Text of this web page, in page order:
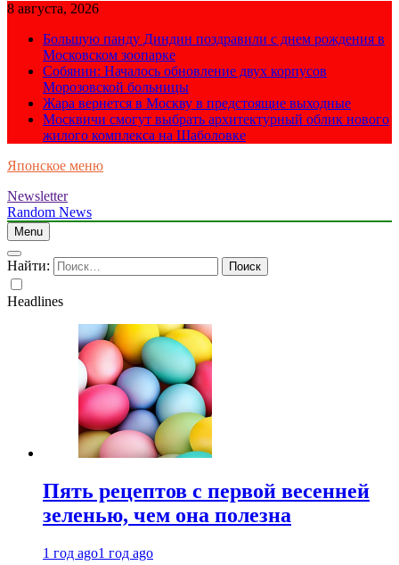
8 августа, 2026
Большую панду Диндин поздравили с днем рождения в
Московском зоопарке
Собянин: Началось обновление двух корпусов
Морозовской больницы
Жара вернется в Москву в предстоящие выходные
Москвичи смогут выбрать архитектурный облик нового
жилого комплекса на Шаболовке
Японское меню
Newsletter
Random News
Menu
Найти:
Headlines
Пять рецептов с первой весенней
зеленью, чем она полезна
1 год ago1 год ago